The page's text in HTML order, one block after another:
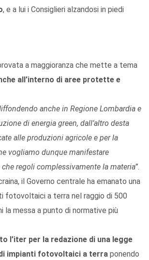
, e a lui i Consiglieri alzandosi in piedi
a maggioranza che mette a tema
all’interno di aree protette e
anche in Regione Lombardia e
di energia green, dall’altro desta
alle produzioni agricole e per la
vogliamo dunque manifestare
regoli complessivamente la materia”.
il Governo centrale ha emanato una
fotovoltaici a terra nel raggio di 500
messa a punto di normative più
l’iter per la redazione di una legge
di impianti fotovoltaici a terra ponendo